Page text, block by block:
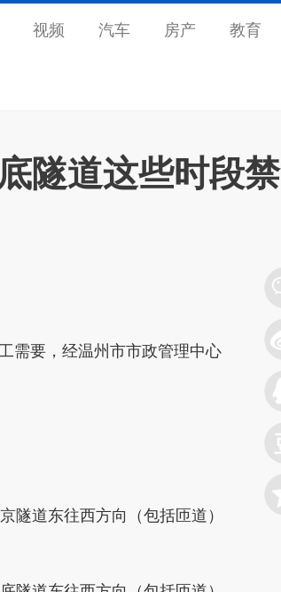
视频 汽车 房产 教育
隧道这些时段禁
需要，经温州市市政管理中心
京隧道东往西方向
（包括匝道）